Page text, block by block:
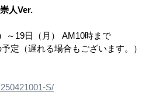
人Ver.
～19日（月） AM10時まで
定（遅れる場合もございます。）
S/